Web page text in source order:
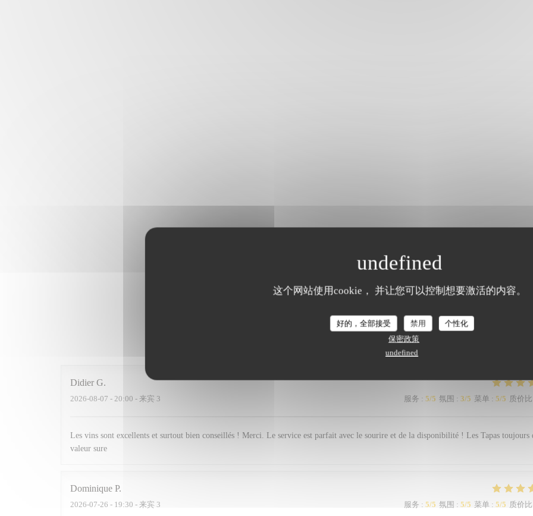
这个网站使用cookie， 并让您可以控制想要激活的内容。
好的，全部接受 禁用
个性化
保密政策
undefined
我们的顾客评分
Didier G
2026-08-07 - 20:00 - 来宾 3 服务 : 5/5 氛围 : 3/5 菜单 : 5/5 质价比
Les vins sont excellents et surtout bien conseillés ! Merci. Le service est parfait avec le sourire et de la disponibilité ! Les Tapas toujours
valeur sure
Dominique P
2026-07-26 - 19:30 - 来宾 3 服务 : 5/5 氛围 : 5/5 菜单 : 5/5 质价比